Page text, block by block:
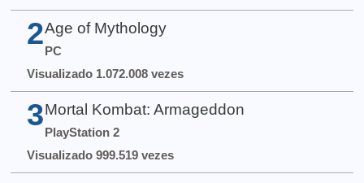
2 Age of Mythology
PC
Visualizado 1.072.008 vezes
3 Mortal Kombat: Armageddon
PlayStation 2
Visualizado 999.519 vezes